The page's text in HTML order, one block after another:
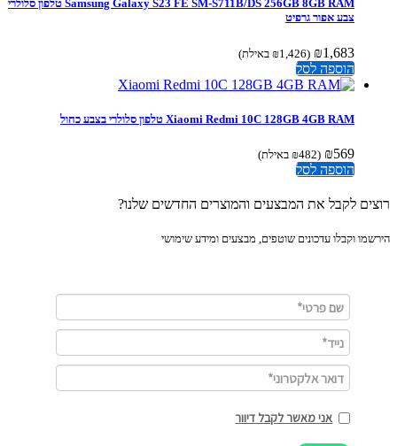
Samsung Galaxy S23 FE SM-S711B/DS 256GB 8GB RAM טלפון סלולרי
צבע אפור גרפיט
₪1,683
(
₪1,426 באילת)
הוספה לסל
Xiaomi Redmi 10C 128GB 4GB RAM טלפון סלולרי בצבע כחול
₪
(
₪ 482 באילת)
הוספה לסל
לקבל את המבצעים והמוצרים החדשים שלנו?
וקבלו עדכונים שוטפים, מבצעים ומידע שימושי
אני מאשר לקבל דיוור